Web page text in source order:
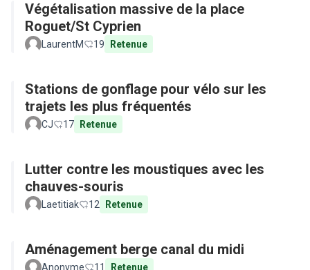
Végétalisation massive de la place
Roguet/St Cyprien
LaurentM 19 Retenue
Stations de gonflage pour vélo sur les
trajets les plus fréquentés
CJ 17 Retenue
Lutter contre les moustiques avec les
chauves-souris
Laetitiak 12 Retenue
Aménagement berge canal du midi
Anonyme 11 Retenue